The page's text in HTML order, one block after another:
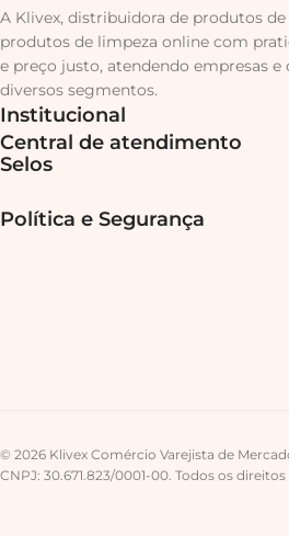
A Klivex, distribuidora de produtos
produtos de limpeza online com
e preço justo, atendendo empresas
diversos segmentos.
Institucional
Central de atendimento
Selos
Política e Segurança
© 2026 Klivex Comércio Varejista de
CNPJ: 30.671.823/0001-00. Todos os direitos